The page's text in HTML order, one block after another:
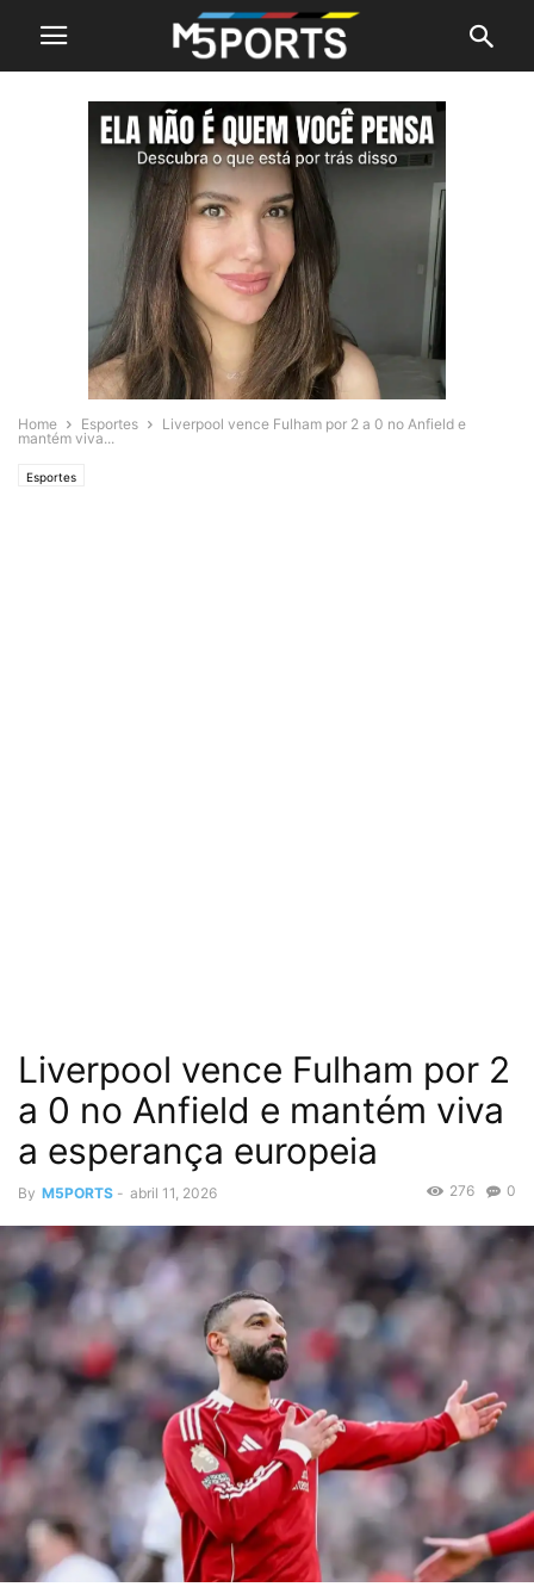
Home Esportes
Liverpool vence Fulham por 2 a 0 no Anfield e
mantém viva...
Esportes
Liverpool vence Fulham por 2
a 0 no Anfield e mantém viva
a esperança europeia
By M5PORTS - abril 11, 2026 0
276